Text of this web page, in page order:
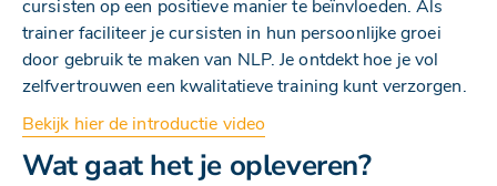
cursisten op een positieve manier te beïnvloeden. Als
trainer faciliteer je cursisten in hun persoonlijke groei
door gebruik te maken van NLP. Je ontdekt hoe je vol
zelfvertrouwen een kwalitatieve training kunt verzorgen.
Bekijk hier de introductie video
Wat gaat het je opleveren?